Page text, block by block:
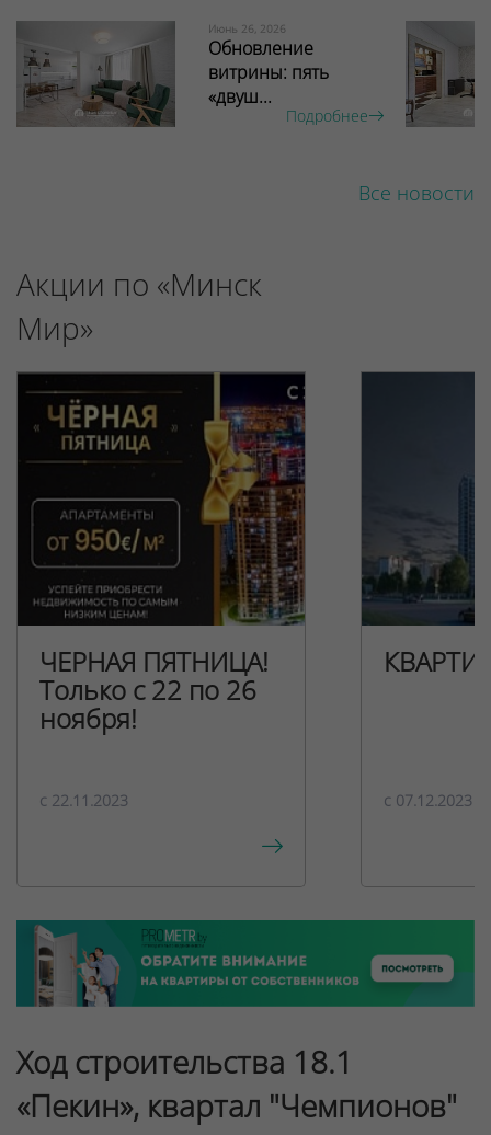
Июнь 26, 2026
Обновление
витрины: пять
«двуш...
Подробнее
Все новости
Акции по «Минск
Мир»
ЧЕРНАЯ ПЯТНИЦА!
Только с 22 по 26
ноября!
c 22.11.2023 c 07.12.2023
Ход строительства 18.1
«Пекин», квартал "Чемпионов"